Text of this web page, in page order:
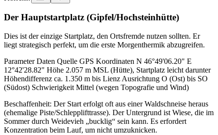
Der Hauptstartplatz (Gipfel/Hochsteinhütte)
Dies ist der einzige Startplatz, den Ortsfremde nutzen sollten. Er
liegt strategisch perfekt, um die erste Morgenthermik abzugreifen.
Parameter Daten Quelle GPS Koordinaten N 46°49'06.20" E
12°42'28.82" Höhe 2.057 m MSL (Hütte), Startplatz leicht darunter
Höhendifferenz ca. 1.350 m bis Lienz Ausrichtung O (Ost) bis SO
(Südost) Schwierigkeit Mittel (wegen Topografie und Wind)
Beschaffenheit: Der Start erfolgt oft aus einer Waldschneise heraus
(ehemalige Piste/Schlepplifttrasse). Der Untergrund ist Wiese, die im
Sommer durch Weidevieh „bucklig“ sein kann. Es erfordert
Konzentration beim Lauf, um nicht umzuknicken.